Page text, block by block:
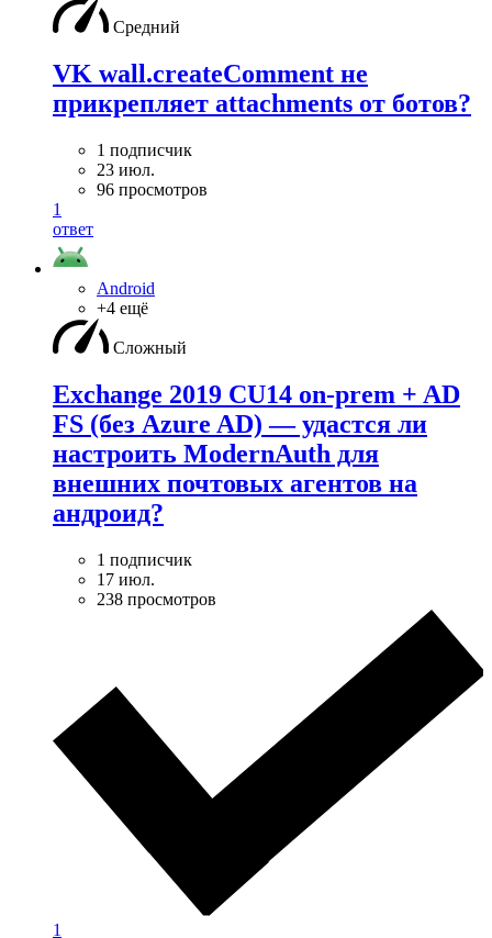
Средний
VK wall.createComment не
прикрепляет attachments от ботов?
1 подписчик
23 июл.
96 просмотров
1
ответ
Android
+4 ещё
Сложный
Exchange 2019 CU14 on-prem + AD
FS (без Azure AD) — удаcтся ли
настроить ModernAuth для
внешних почтовых агентов на
андроид?
1 подписчик
17 июл.
238 просмотров
1